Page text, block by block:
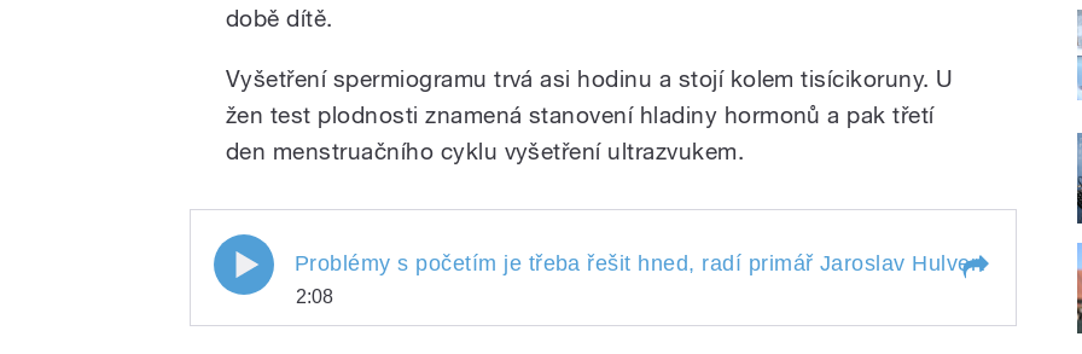
době dítě.
Vyšetření spermiogramu trvá asi hodinu a stojí kolem tisícikoruny. U
žen test plodnosti znamená stanovení hladiny hormonů a pak třetí
den menstruačního cyklu vyšetření ultrazvukem.
Problémy s početím je třeba řešit hned, radí primář Jaroslav Hulvert v
2:08